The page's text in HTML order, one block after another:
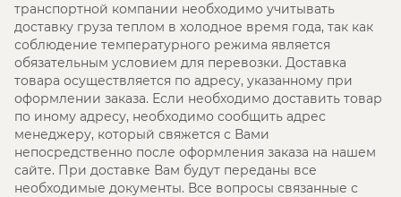
транспортной компании необходимо учитывать
доставку груза теплом в холодное время года, так как
соблюдение температурного режима является
обязательным условием для перевозки. Доставка
товара осуществляется по адресу, указанному при
оформлении заказа. Если необходимо доставить товар
по иному адресу, необходимо сообщить адрес
менеджеру, который свяжется с Вами
непосредственно после оформления заказа на нашем
сайте. При доставке Вам будут переданы все
необходимые документы. Все вопросы связанные с